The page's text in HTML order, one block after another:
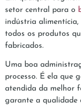
setor central para o
indústria
todos os produtos
fabricados.
Uma boa
processo. É ela que
atendida da melhor
garante a qualidade